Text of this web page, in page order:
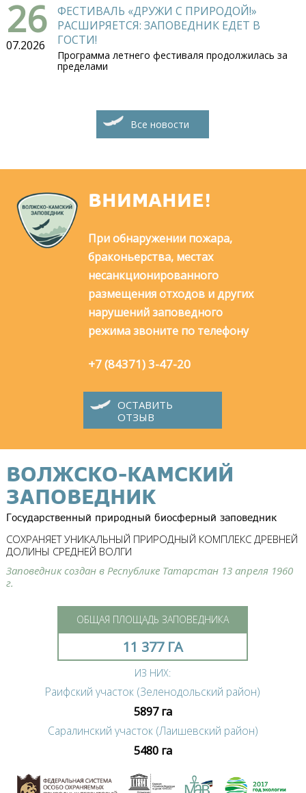
26
07.2026
ФЕСТИВАЛЬ «ДРУЖИ С ПРИРОДОЙ!»
РАСШИРЯЕТСЯ: ЗАПОВЕДНИК ЕДЕТ В
ГОСТИ!
Программа летнего фестиваля продолжилась за
пределами
Все новости
ВНИМАНИЕ!
При обнаружении пожара,
браконьерства, местах
несанкционированного
размещения отходов и других
нарушений заповедного
режима звоните по телефону
+7 (84371) 3-47-20
ОСТАВИТЬ
ОТЗЫВ
ВОЛЖСКО-КАМСКИЙ
ЗАПОВЕДНИК
Государственный природный биосферный заповедник
СОХРАНЯЕТ УНИКАЛЬНЫЙ ПРИРОДНЫЙ КОМПЛЕКС ДРЕВНЕЙ
ДОЛИНЫ СРЕДНЕЙ ВОЛГИ
Заповедник создан в Республике Татарстан 13 апреля 1960
г.
ОБЩАЯ ПЛОЩАДЬ ЗАПОВЕДНИКА
11 377 ГА
ИЗ НИХ:
Раифский участок (Зеленодольский район)
5897 га
Саралинский участок (Лаишевский район)
5480 га